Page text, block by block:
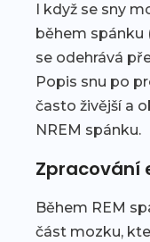
I když se sny
během spánku
se odehrává
Popis snu po
často živější a
NREM spánku.
Zpracování
Během REM
část mozku,